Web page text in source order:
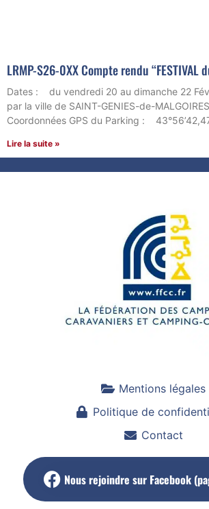
LRMP-S26-0XX Compte rendu “FESTIVAL
Dates : du vendredi 20 au dimanche 22
par la ville de SAINT-GENIES-de-
Coordonnées GPS du Parking :
Lire la suite »
Mentions légales
Politique de
Contact
Nous rejoindre sur Facebook